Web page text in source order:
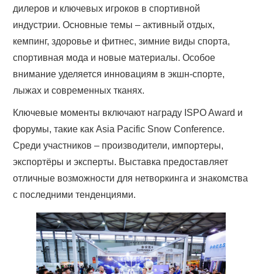
дилеров и ключевых игроков в спортивной
индустрии. Основные темы – активный отдых,
кемпинг, здоровье и фитнес, зимние виды спорта,
спортивная мода и новые материалы. Особое
внимание уделяется инновациям в экшн-спорте,
лыжах и современных тканях.
Ключевые моменты включают награду ISPO Award и
форумы, такие как Asia Pacific Snow Conference.
Среди участников – производители, импортеры,
экспортёры и эксперты. Выставка предоставляет
отличные возможности для нетворкинга и знакомства
с последними тенденциями.